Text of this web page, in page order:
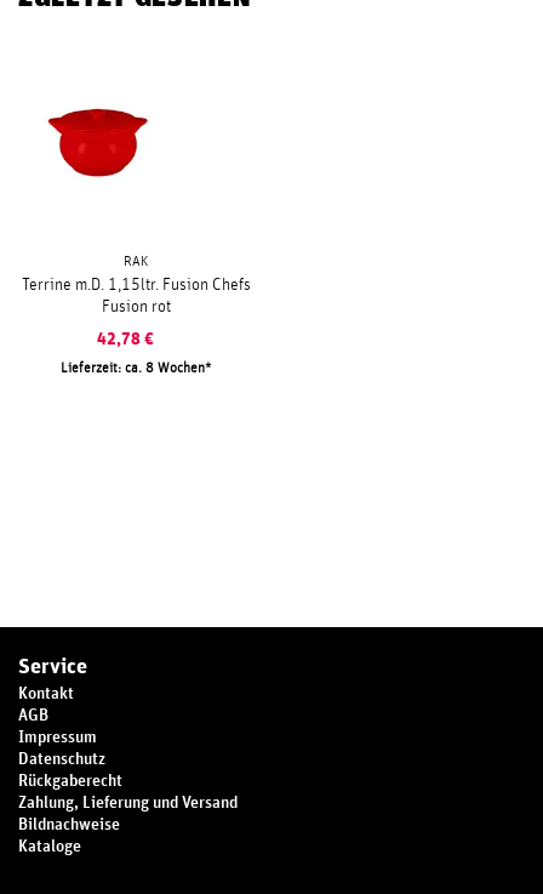
RAK
Terrine m.D. 1,15ltr. Fusion Chefs
Fusion rot
42,78 €
Lieferzeit: ca. 8 Wochen
Service
Kontakt
AGB
Impressum
Datenschutz
Rückgaberecht
Zahlung, Lieferung und Versand
Bildnachweise
Kataloge